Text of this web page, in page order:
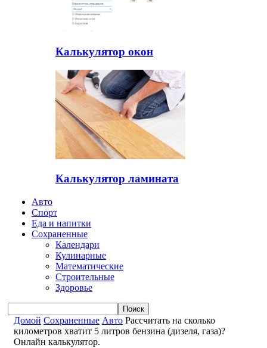
Калькулятор окон
Калькулятор ламината
Авто
Спорт
Еда и напитки
Сохраненные
Календари
Кулинарные
Математические
Строительные
Здоровье
Домой Сохраненные Авто Рассчитать на сколько
километров хватит 5 литров бензина (дизеля, газа)?
Онлайн калькулятор.